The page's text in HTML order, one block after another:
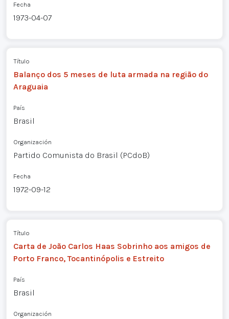
Fecha
1973-04-07
Título
Balanço dos 5 meses de luta armada na região do
Araguaia
País
Brasil
Organización
Partido Comunista do Brasil (PCdoB)
Fecha
1972-09-12
Título
Carta de João Carlos Haas Sobrinho aos amigos de
Porto Franco, Tocantinópolis e Estreito
País
Brasil
Organización